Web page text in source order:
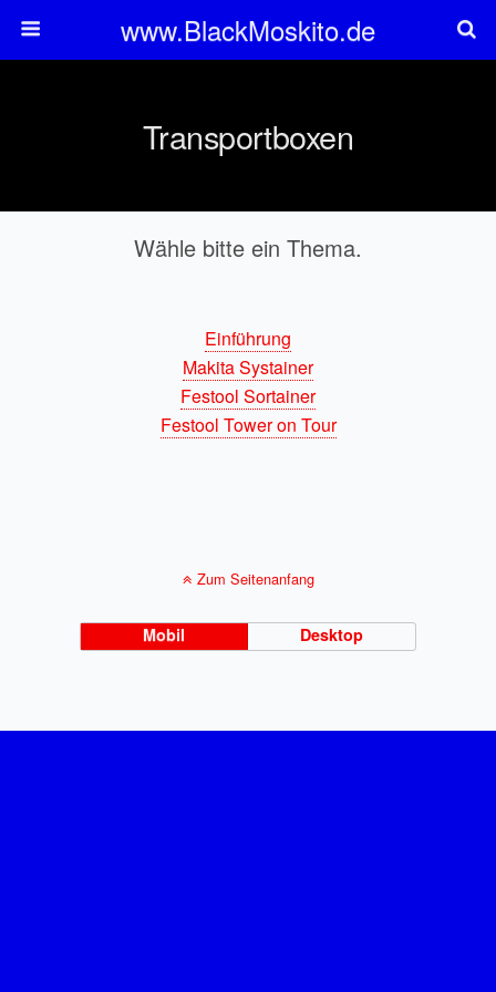
www.BlackMoskito.de
Transportboxen
Wähle bitte ein Thema.
Einführung
Makita Systainer
Festool Sortainer
Festool Tower on Tour
Zum Seitenanfang
Mobil Desktop